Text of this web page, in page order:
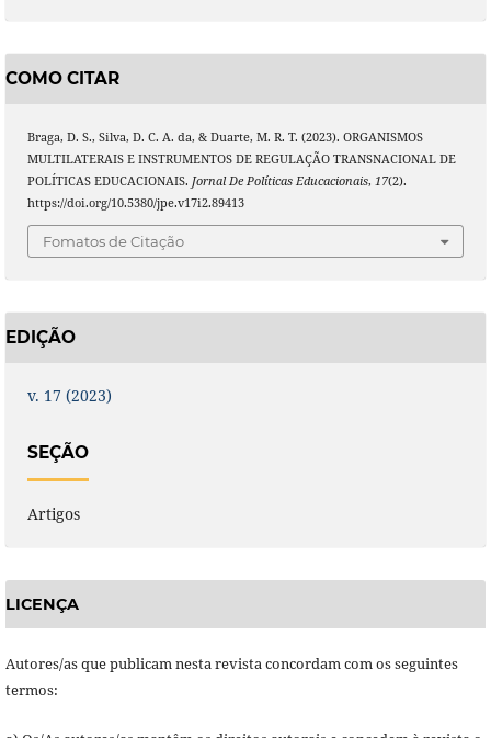
COMO CITAR
Braga, D. S., Silva, D. C. A. da, & Duarte, M. R. T. (2023). ORGANISMOS
MULTILATERAIS E INSTRUMENTOS DE REGULAÇÃO TRANSNACIONAL DE
POLÍTICAS EDUCACIONAIS. Jornal De Políticas Educacionais, 17(2).
https://doi.org/10.5380/jpe.v17i2.89413
Fomatos de Citação
EDIÇÃO
v. 17 (2023)
SEÇÃO
Artigos
LICENÇA
Autores/as que publicam nesta revista concordam com os seguintes
termos: